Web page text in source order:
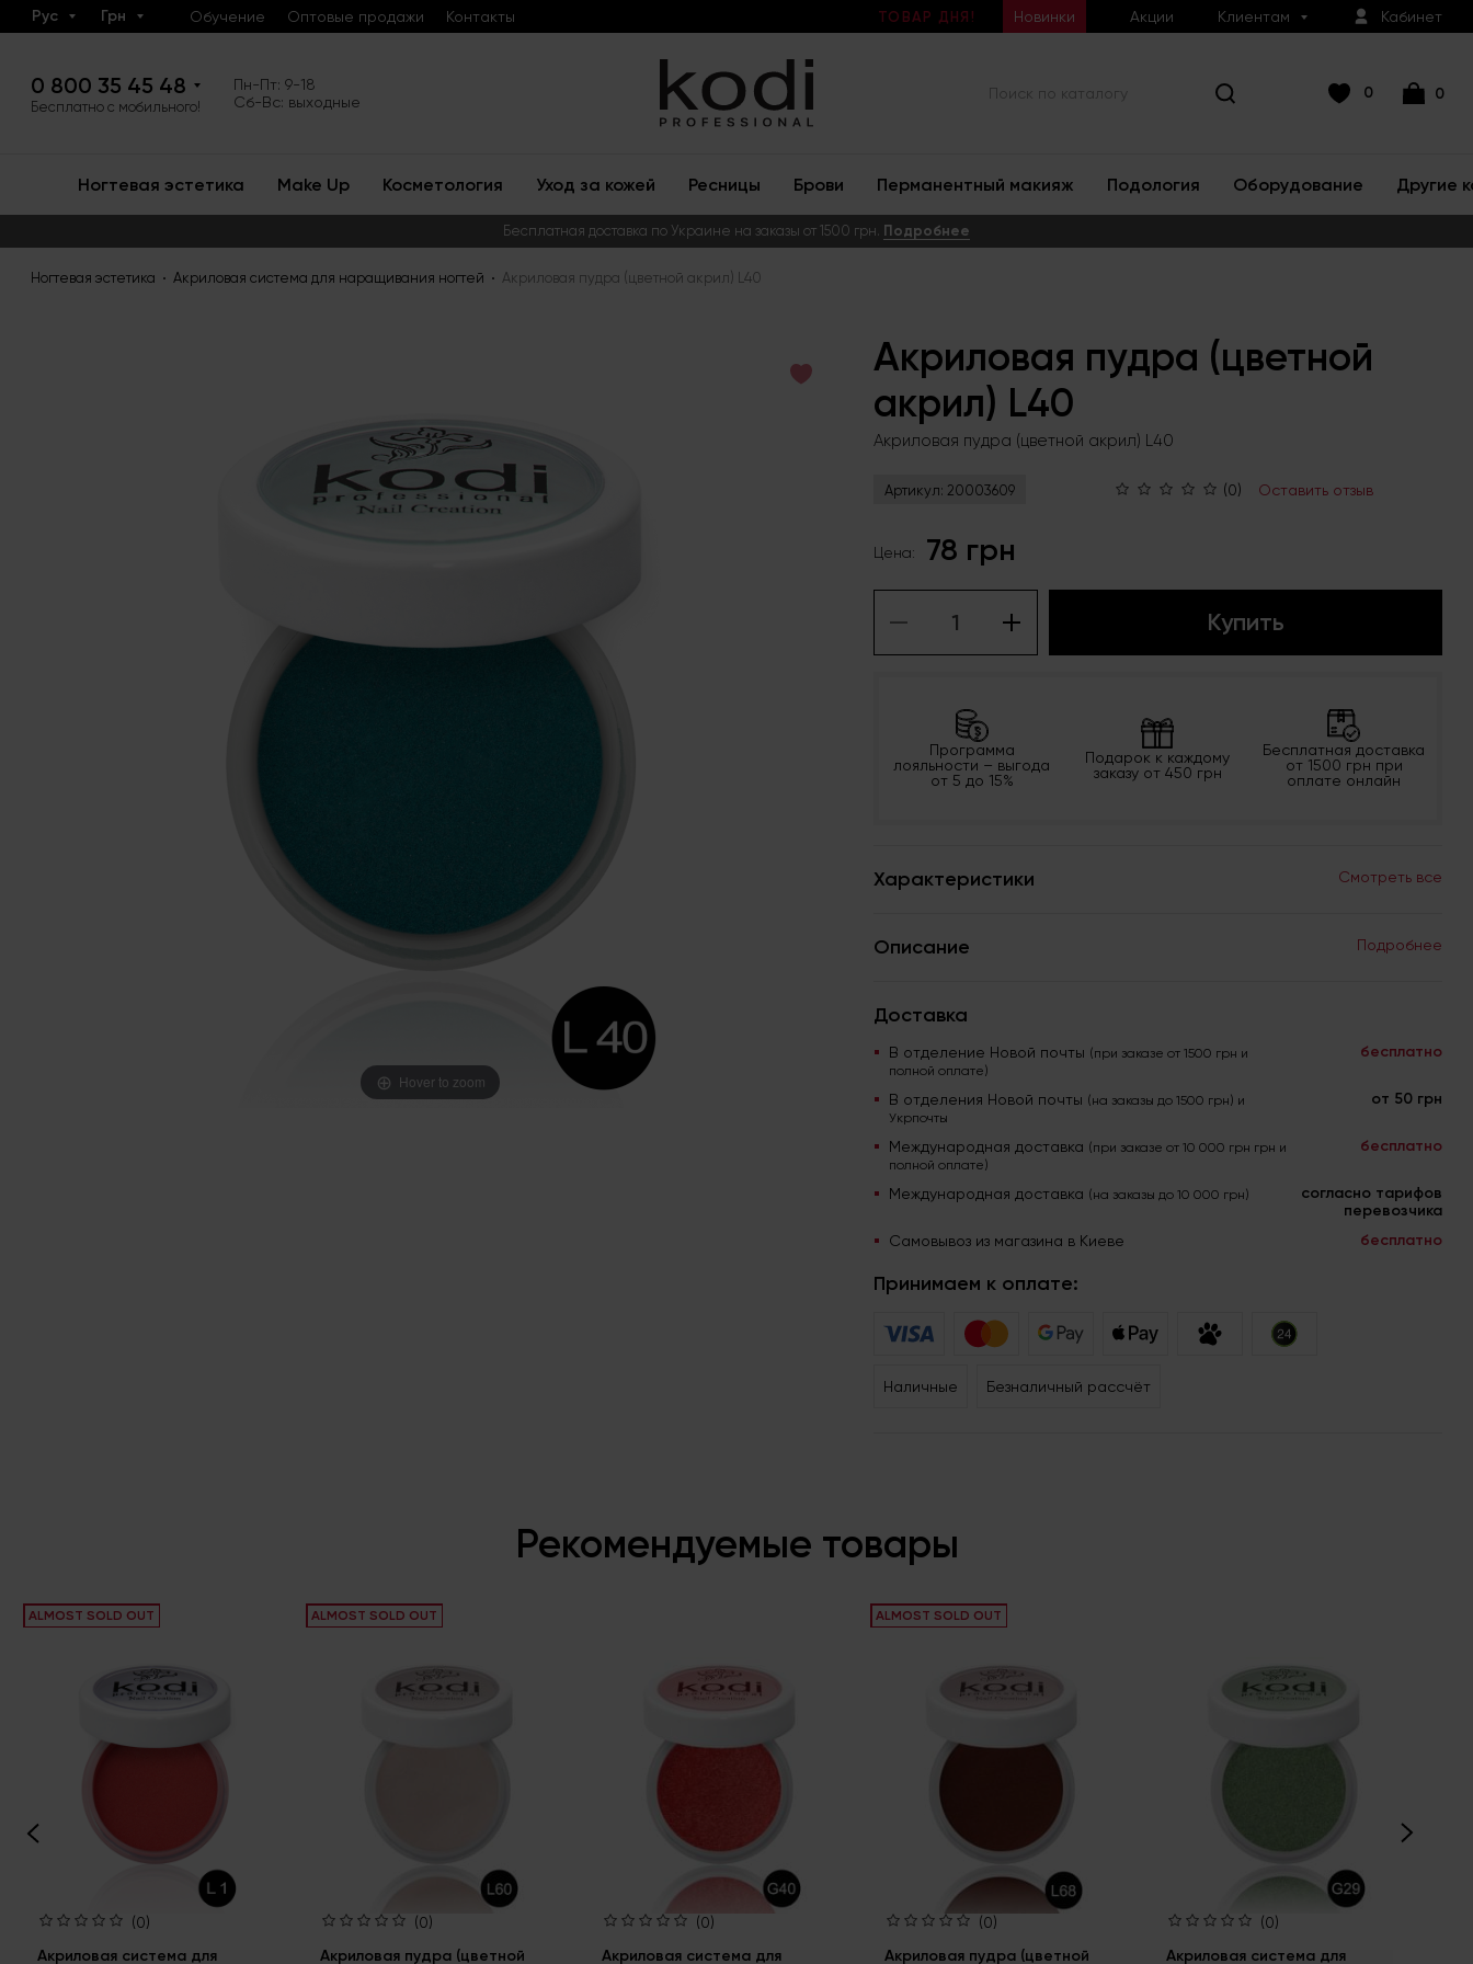
Рус Грн Обучение Оптовые продажи Контакты ТОВАР ДНЯ! Новинки Акции Клиентам Кабинет
0 800 35 45 48
Бесплатно с мобильного!
Пн-Пт: 9-18
Сб-Вс: выходные
0 0
Ногтевая эстетика Make Up Косметология Уход за кожей Ресницы Брови Перманентный макияж Подология Оборудование Другие
Бесплатная доставка по Украине на заказы от 1500 грн. Подробнее
Ногтевая эстетика Акриловая система для наращивания ногтей Акриловая пудра (цветной акрил) L40
Hover to zoom
Акриловая пудра (цветной
акрил) L40
Акриловая пудра (цветной акрил) L40
Артикул: 20003609 (0) Оставить отзыв
Цена: 78 грн
Купить
Программа
лояльности – выгода
от 5 до 15%
Подарок к каждому
заказу от 450 грн
Бесплатная доставка
от 1500 грн при
оплате онлайн
Характеристики Смотреть все
Описание Подробнее
Доставка
В отделение Новой почты (при заказе от 1500 грн и
полной оплате)
бесплатно
В отделения Новой почты (на заказы до 1500 грн) и
Укрпочты
от 50 грн
Международная доставка (при заказе от 10 000 грн грн и
полной оплате)
бесплатно
Международная доставка (на заказы до 10 000 грн)
согласно тарифов
перевозчика
Самовывоз из магазина в Киеве бесплатно
Принимаем к оплате:
Наличные Безналичный рассчёт
Рекомендуемые товары
ALMOST SOLD OUT
(0)
Акриловая система для
ALMOST SOLD OUT
(0)
Акриловая пудра (цветной
(0)
Акриловая система для
ALMOST SOLD OUT
(0)
Акриловая пудра (цветной
(0)
Акриловая система для